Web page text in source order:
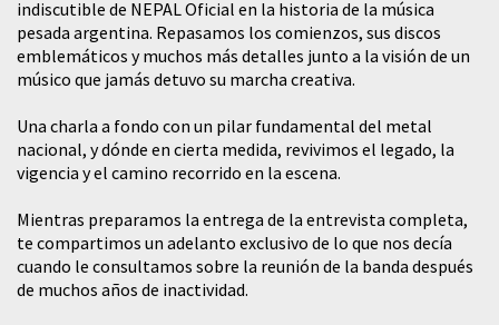
indiscutible de NEPAL Oficial en la historia de la música
pesada argentina. Repasamos los comienzos, sus discos
emblemáticos y muchos más detalles junto a la visión de un
músico que jamás detuvo su marcha creativa.
​Una charla a fondo con un pilar fundamental del metal
nacional, y dónde en cierta medida, revivimos el legado, la
vigencia y el camino recorrido en la escena.
Mientras preparamos la entrega de la entrevista completa,
te compartimos un adelanto exclusivo de lo que nos decía
cuando le consultamos sobre la reunión de la banda después
de muchos años de inactividad.